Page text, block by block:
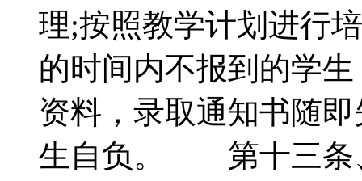
理;按照教学计划进
的时间内不报到的学
资料，录取通知书随
生自负。 第十三条